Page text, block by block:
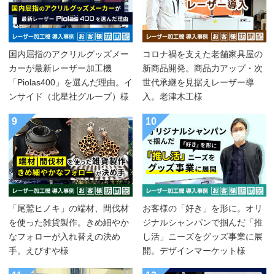
国内屈指のアクリルグッズメー
カーが最新レーザー加工機
「Piolas400」を選んだ理由。イ
ンサイド（北星社グループ）様
コロナ禍を支えた老舗家具屋の
新商品開発。商品力アップ・次
世代承継を見据えレーザー導
入。老津木工様
9
「尾鷲ヒノキ」の端材、間伐材
を使った雑貨製作。きめ細やか
なフォローが入れ替えの決め
手。えびすや様
10
お客様の「好き」を形に。オリ
ジナルシャンパンで掴んだ「推
し活」ニーズをグッズ事業に展
開。デザインマーケット様